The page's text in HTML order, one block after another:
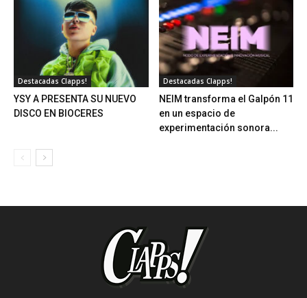
Destacadas Clapps!
YSY A PRESENTA SU NUEVO
DISCO EN BIOCERES
Destacadas Clapps!
NEIM transforma el Galpón 11
en un espacio de
experimentación sonora...